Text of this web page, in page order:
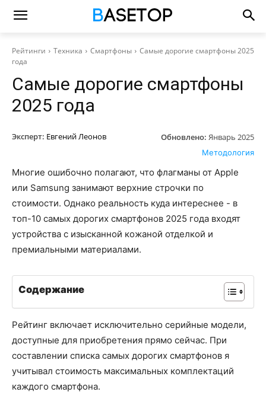
Рейтинги Техника Смартфоны
Самые дорогие смартфоны 2025
года
Самые дорогие смартфоны
2025 года
Эксперт: Евгений Леонов Обновлено: Январь 2025
Методология
Многие ошибочно полагают, что флагманы от Apple
или Samsung занимают верхние строчки по
стоимости. Однако реальность куда интереснее - в
топ-10 самых дорогих смартфонов 2025 года входят
устройства с изысканной кожаной отделкой и
премиальными материалами.
Содержание
Рейтинг включает исключительно серийные модели,
доступные для приобретения прямо сейчас. При
составлении списка самых дорогих смартфонов я
учитывал стоимость максимальных комплектаций
каждого смартфона.